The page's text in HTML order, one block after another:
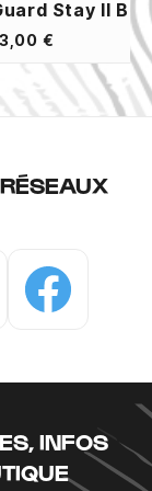
Stay II
€
INFOS